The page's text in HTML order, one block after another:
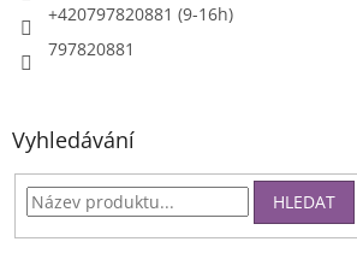
+420797820881 (9-16h)
797820881
Vyhledávání
HLEDAT